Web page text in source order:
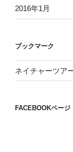
2016年1月
ブックマーク
ネイチャーツア
FACEBOOKページ